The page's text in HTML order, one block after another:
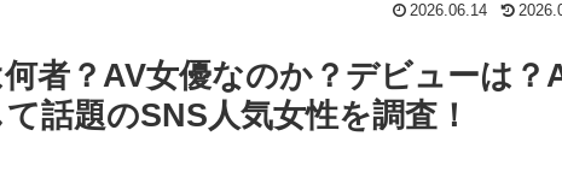
2026.06.14
何者？AV女優なのか？デビューは？
話題のSNS人気女性を調査！